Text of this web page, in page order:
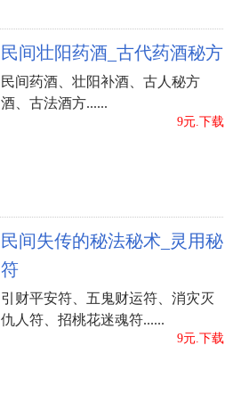
民间壮阳药酒_古代药酒秘方
民间药酒、壮阳补酒、古人秘方
酒、古法酒方......
9元.下载
民间失传的秘法秘术_灵用秘
符
引财平安符、五鬼财运符、消灾灭
仇人符、招桃花迷魂符......
9元.下载